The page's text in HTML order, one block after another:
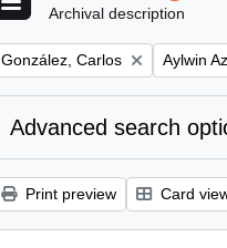
Archival description
Remove filter:
González, Carlos Remove
Aylwin
Advanced search
Print preview Card